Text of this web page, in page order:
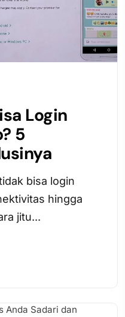
Login
5
bisa login
hingga
jitu...